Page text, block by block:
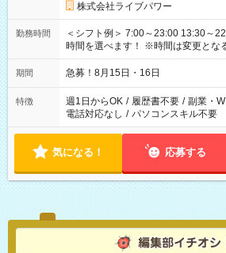
株式会社ライブパワー
勤務時間
＜シフト例＞ 7:00～23:00 13:30～22:00 上記の時間から
時間を選べます！ ※時間は変更とな
期間 急募！8月15日・16日
特徴 週1日からOK / 履歴書不要 / 副業・
電話対応なし / パソコンスキル不要
気になる！ 応募する